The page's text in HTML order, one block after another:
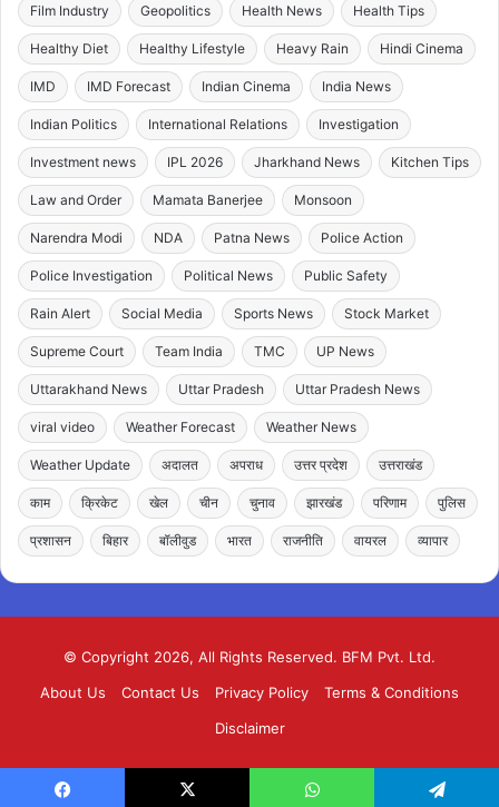
Film Industry Geopolitics Health News Health Tips
Healthy Diet Healthy Lifestyle Heavy Rain Hindi Cinema
IMD IMD Forecast Indian Cinema India News
Indian Politics International Relations Investigation
Investment news IPL 2026 Jharkhand News Kitchen Tips
Law and Order Mamata Banerjee Monsoon
Narendra Modi NDA Patna News Police Action
Police Investigation Political News Public Safety
Rain Alert Social Media Sports News Stock Market
Supreme Court Team India TMC UP News
Uttarakhand News Uttar Pradesh Uttar Pradesh News
viral video Weather Forecast Weather News
Weather Update अदालत अपराध उत्तर प्रदेश उत्तराखंड
काम क्रिकेट खेल चीन चुनाव झारखंड परिणाम पुलिस
प्रशासन बिहार बॉलीवुड भारत राजनीति वायरल व्यापार
© Copyright 2026, All Rights Reserved. BFM Pvt. Ltd.
About Us
Contact Us Privacy Policy
Terms & Conditions
Disclaimer